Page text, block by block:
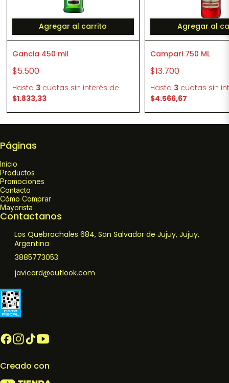
Agregar al carrito
Gancia 450 mil
$5.500
Hasta 3cuotas sin interés de
$1.833,33
Agregar al
Campari 750 ML
$13.700
Hasta 3 cuotas sin
$4.566,67
Páginas
Inicio
Productos
Promociones
Contacto
Cómo Comprar
Mayorista
Contactanos
Los Quebrachales 684, San Salvador de Jujuy, Jujuy,
Argentina
3885773053
javicard@outlook.com
Creado con